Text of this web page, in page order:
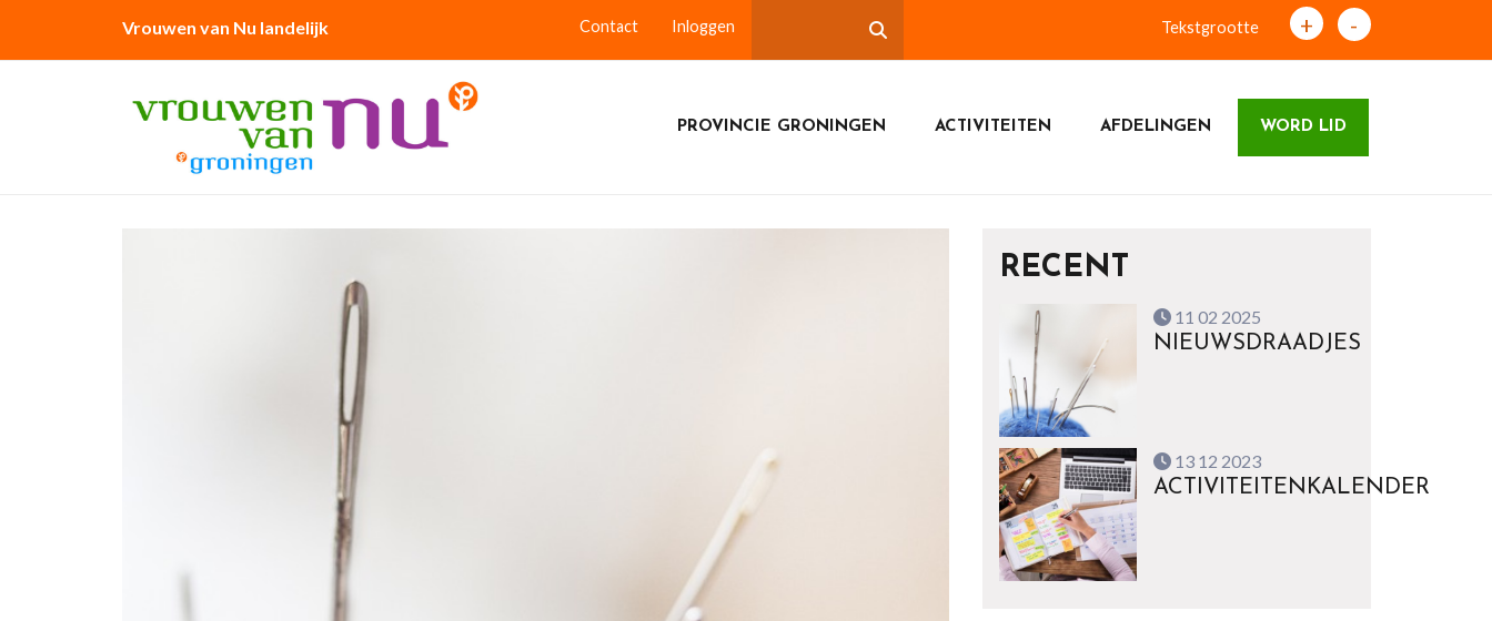
Vrouwen van Nu landelijk Contact Inloggen Tekstgrootte + -
PROVINCIE GRONINGEN ACTIVITEITEN AFDELINGEN WORD LID
RECENT
11 02 2025
NIEUWSDRAADJES
13 12 2023
ACTIVITEITENKALENDER